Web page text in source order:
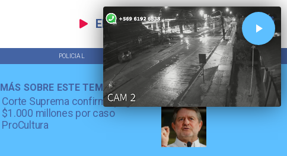
EN VIVO
POLICIAL TENDENCIAS
Corte Suprema confirma pago de
$1.000 millones por caso
ProCultura
MÁS SOBRE ESTE TEMA